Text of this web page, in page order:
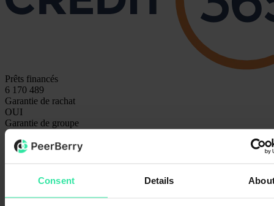
Consent Details
Prêts financés
6 170 489
Garantie de rachat
OUI
Garantie de groupe
OUI
Taux d'intérêt moyen
8.00%
Credit365 est un fournisseur de prêts opérant en République de
des organisations de crédit non bancaires et est également membre